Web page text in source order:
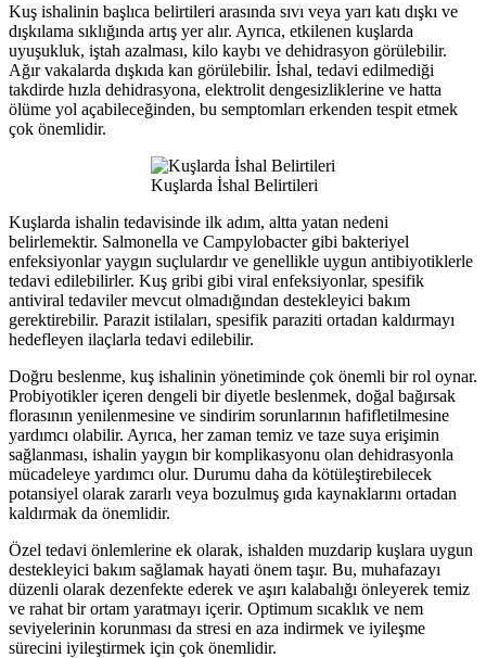
Kuş ishalinin başlıca belirtileri arasında sıvı veya yarı katı dışkı ve
dışkılama sıklığında artış yer alır. Ayrıca, etkilenen kuşlarda
uyuşukluk, iştah azalması, kilo kaybı ve dehidrasyon görülebilir.
Ağır vakalarda dışkıda kan görülebilir. İshal, tedavi edilmediği
takdirde hızla dehidrasyona, elektrolit dengesizliklerine ve hatta
ölüme yol açabileceğinden, bu semptomları erkenden tespit etmek
çok önemlidir.
Kuşlarda İshal Belirtileri
Kuşlarda ishalin tedavisinde ilk adım, altta yatan nedeni
belirlemektir. Salmonella ve Campylobacter gibi bakteriyel
enfeksiyonlar yaygın suçlulardır ve genellikle uygun antibiyotiklerle
tedavi edilebilirler. Kuş gribi gibi viral enfeksiyonlar, spesifik
antiviral tedaviler mevcut olmadığından destekleyici bakım
gerektirebilir. Parazit istilaları, spesifik paraziti ortadan kaldırmayı
hedefleyen ilaçlarla tedavi edilebilir.
Doğru beslenme, kuş ishalinin yönetiminde çok önemli bir rol oynar.
Probiyotikler içeren dengeli bir diyetle beslenmek, doğal bağırsak
florasının yenilenmesine ve sindirim sorunlarının hafifletilmesine
yardımcı olabilir. Ayrıca, her zaman temiz ve taze suya erişimin
sağlanması, ishalin yaygın bir komplikasyonu olan dehidrasyonla
mücadeleye yardımcı olur. Durumu daha da kötüleştirebilecek
potansiyel olarak zararlı veya bozulmuş gıda kaynaklarını ortadan
kaldırmak da önemlidir.
Özel tedavi önlemlerine ek olarak, ishalden muzdarip kuşlara uygun
destekleyici bakım sağlamak hayati önem taşır. Bu, muhafazayı
düzenli olarak dezenfekte ederek ve aşırı kalabalığı önleyerek temiz
ve rahat bir ortam yaratmayı içerir. Optimum sıcaklık ve nem
seviyelerinin korunması da stresi en aza indirmek ve iyileşme
sürecini iyileştirmek için çok önemlidir.